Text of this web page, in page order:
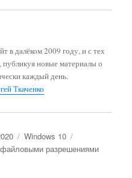
в далёком 2009 году, и с тех
новые материалы о
каждый день.
Ткаченко
Рубрики
Windows 10
разрешениями